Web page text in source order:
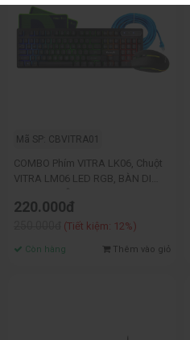
Mã SP: CBVITRA01
COMBO Phím VITRA LK06, Chuột
VITRA LM06 LED RGB, BÀN DI
220.000đ
(Tiết kiệm: 12%)
Còn hàng Thêm vào giỏ